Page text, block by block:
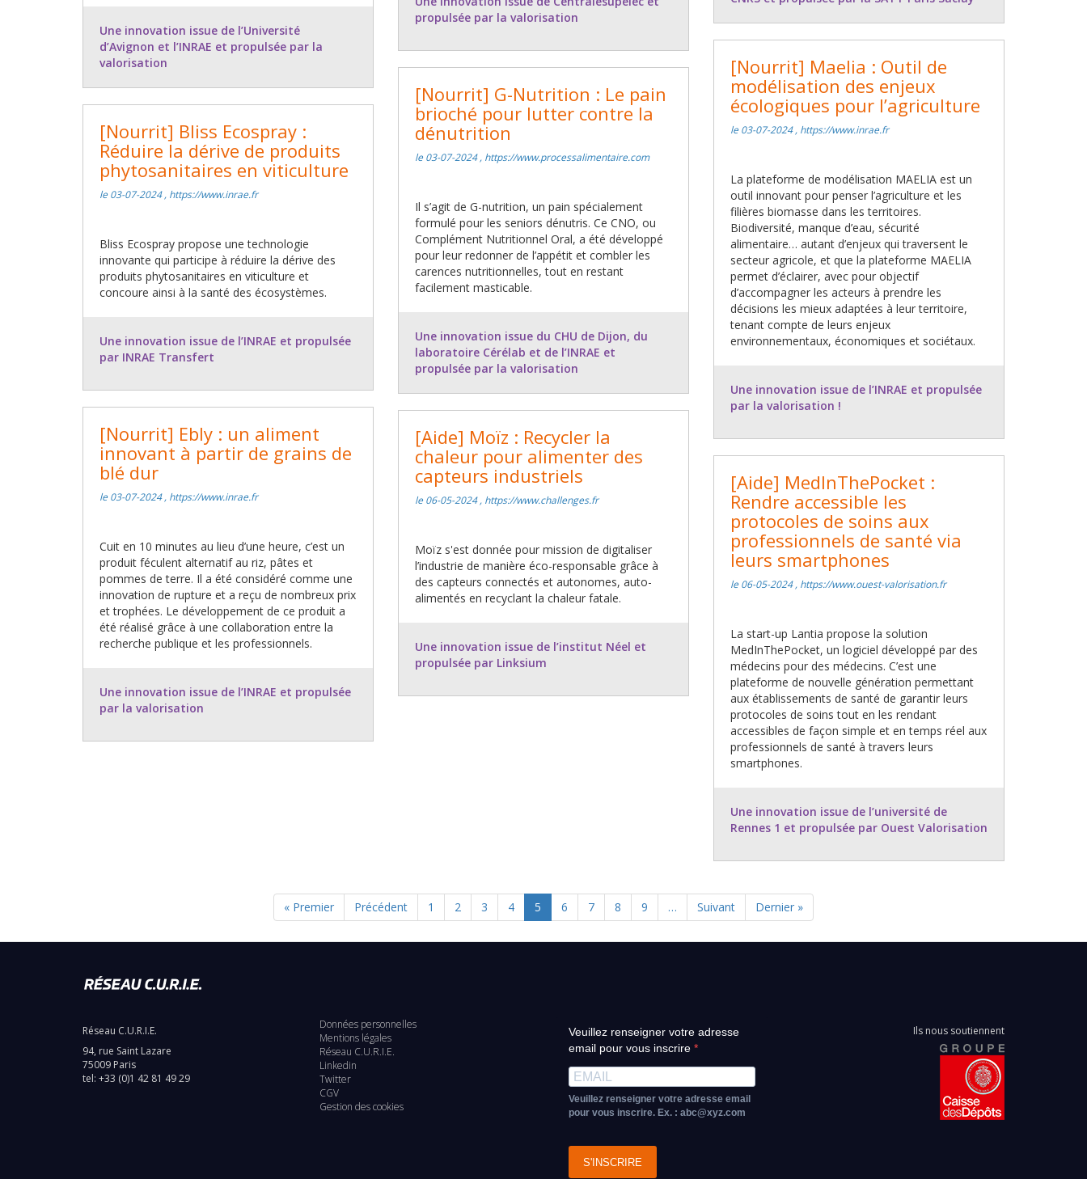
Une innovation issue de l’Université
d’Avignon et l’INRAE et propulsée par la
valorisation
[Nourrit] Bliss Ecospray :
Réduire la dérive de produits
phytosanitaires en viticulture
le 03-07-2024 , https://www.inrae.fr
Bliss Ecospray propose une technologie
innovante qui participe à réduire la dérive des
produits phytosanitaires en viticulture et
concoure ainsi à la santé des écosystèmes.
Une innovation issue de l’INRAE et propulsée
par INRAE Transfert
[Nourrit] Ebly : un aliment
innovant à partir de grains de
blé dur
le 03-07-2024 , https://www.inrae.fr
Cuit en 10 minutes au lieu d’une heure, c’est un
produit féculent alternatif au riz, pâtes et
pommes de terre. Il a été considéré comme une
innovation de rupture et a reçu de nombreux prix
et trophées. Le développement de ce produit a
été réalisé grâce à une collaboration entre la
recherche publique et les professionnels.
Une innovation issue de l’INRAE et propulsée
par la valorisation
propulsée par la valorisation
[Nourrit] G-Nutrition : Le pain
brioché pour lutter contre la
dénutrition
le 03-07-2024 , https://www.processalimentaire.com
Il s’agit de G-nutrition, un pain spécialement
formulé pour les seniors dénutris. Ce CNO, ou
Complément Nutritionnel Oral, a été développé
pour leur redonner de l’appétit et combler les
carences nutritionnelles, tout en restant
facilement masticable.
Une innovation issue du CHU de Dijon, du
laboratoire Cérélab et de l’INRAE et
propulsée par la valorisation
[Aide] Moïz : Recycler la
chaleur pour alimenter des
capteurs industriels
le 06-05-2024 , https://www.challenges.fr
Moïz s'est donnée pour mission de digitaliser
l’industrie de manière éco-responsable grâce à
des capteurs connectés et autonomes, auto-
alimentés en recyclant la chaleur fatale.
Une innovation issue de l’institut Néel et
propulsée par Linksium
[Nourrit] Maelia : Outil de
modélisation des enjeux
écologiques pour l’agriculture
le 03-07-2024 , https://www.inrae.fr
La plateforme de modélisation MAELIA est un
outil innovant pour penser l’agriculture et les
filières biomasse dans les territoires.
Biodiversité, manque d’eau, sécurité
alimentaire… autant d’enjeux qui traversent le
secteur agricole, et que la plateforme MAELIA
permet d’éclairer, avec pour objectif
d’accompagner les acteurs à prendre les
décisions les mieux adaptées à leur territoire,
tenant compte de leurs enjeux
environnementaux, économiques et sociétaux.
Une innovation issue de l’INRAE et propulsée
par la valorisation !
[Aide] MedInThePocket :
Rendre accessible les
protocoles de soins aux
professionnels de santé via
leurs smartphones
le 06-05-2024 , https://www.ouest-valorisation.fr
La start-up Lantia propose la solution
MedInThePocket, un logiciel développé par des
médecins pour des médecins. C’est une
plateforme de nouvelle génération permettant
aux établissements de santé de garantir leurs
protocoles de soins tout en les rendant
accessibles de façon simple et en temps réel aux
professionnels de santé à travers leurs
smartphones.
Une innovation issue de l’université de
Rennes 1 et propulsée par Ouest Valorisation
Première
page
« Premier
Page
précédente
Précédent Page
1 Page
2 Page
3 Page
4
Page
actuelle
5 Page
6 Page
7 Page
8 Page
9 …
Page
suivante
Suivant
Dernière
page
Dernier »
Réseau C.U.R.I.E.
94, rue Saint Lazare
75009 Paris
tel: +33 (0)1 42 81 49 29
Pied
de
page
Données personnelles
Mentions légales
Réseau C.U.R.I.E.
Linkedin
Twitter
CGV
Gestion des cookies
Veuillez renseigner votre adresse
email pour vous inscrire
Veuillez renseigner votre adresse email
pour vous inscrire. Ex. : abc@xyz.com
S'INSCRIRE
Ils nous soutiennent